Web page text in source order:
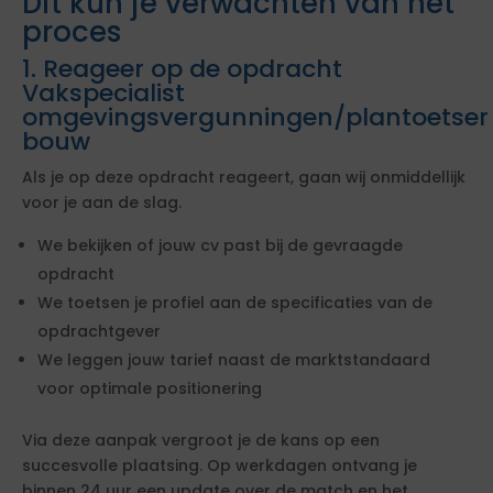
proces
1. Reageer op de opdracht
Vakspecialist
omgevingsvergunningen/plantoetser
bouw
Als je op deze opdracht reageert, gaan wij onmiddellijk
voor je aan de slag.
We bekijken of jouw cv past bij de gevraagde
opdracht
We toetsen je profiel aan de specificaties van de
opdrachtgever
We leggen jouw tarief naast de marktstandaard
voor optimale positionering
Via deze aanpak vergroot je de kans op een
succesvolle plaatsing. Op werkdagen ontvang je